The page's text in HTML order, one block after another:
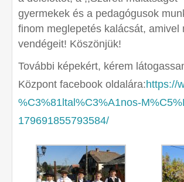
gyermekek és a pedagógusok
finom meglepetés kalácsát,
vendégeit! Köszönjük!
További képekért, kérem
Központ facebook oldalára:https://
%C3%81ltal%C3%A1nos-
179691855793584/